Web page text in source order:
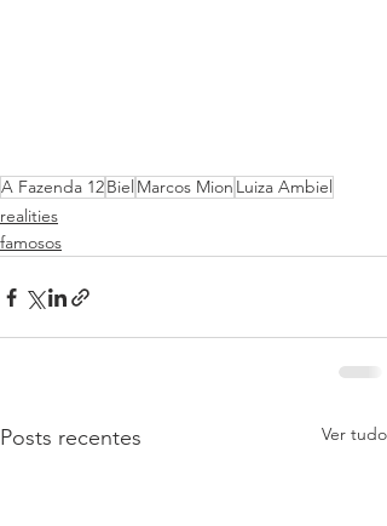
A Fazenda 12Biel Marcos Mion Luiza Ambiel
realities
famosos
Posts recentes Ver tudo